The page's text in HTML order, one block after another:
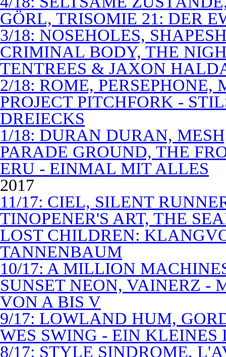
GÖRL, TRISOMIE 21: DER
3/18: NOSEHOLES,
CRIMINAL BODY, THE
TENTREES & JAXON
2/18: ROME,
PROJECT PITCHFORK -
DREIECKS
1/18: DURAN DURAN,
PARADE GROUND, THE
ERU - EINMAL MIT ALLES
2017
11/17: CIEL, SILENT
TINOPENER'S ART, THE
LOST CHILDREN:
TANNENBAUM
10/17: A MILLION
SUNSET NEON, VAINERZ -
VON A BIS V
9/17: LOWLAND HUM,
WES SWING - EIN KLEINES
8/17: STYLE SINDROME,